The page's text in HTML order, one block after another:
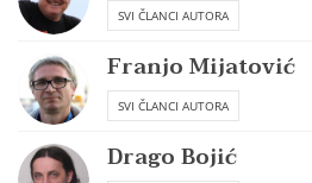
SVI ČLANCI AUTORA
Franjo Mijatović
SVI ČLANCI AUTORA
Drago Bojić